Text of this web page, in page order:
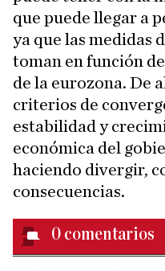
que puede llegar a
ya que las medidas
toman en función
de la eurozona. De
criterios de
estabilidad y
económica del
haciendo divergir,
consecuencias.
0 comentarios